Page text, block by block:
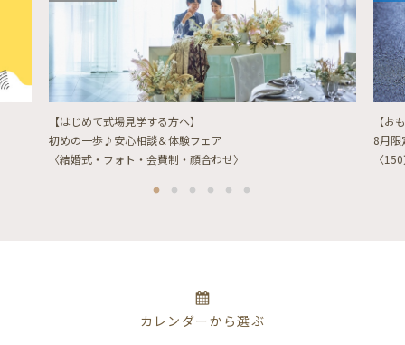
【はじめて式場見学する方へ】
初めの一歩♪安心相談＆体験フェア
〈結婚式・フォト・会費制・顔合わせ〉
【お
8月限
〈
カレンダーから選ぶ